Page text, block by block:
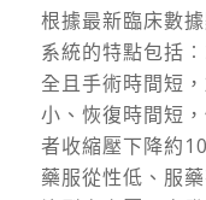
根據最新臨床數
系統的特點包括
全且手術時間短
小、恢復時間短
者收縮壓下降約
藥服從性低、服